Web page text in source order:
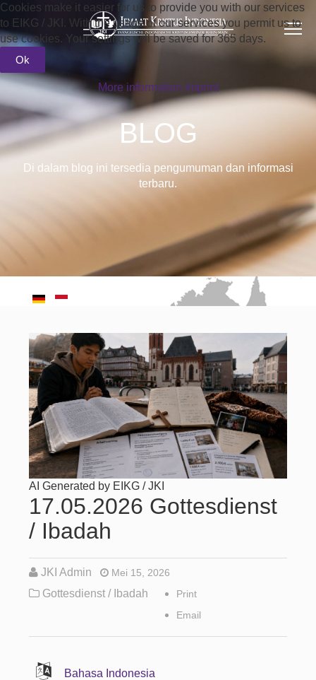
BLOG
Di dalam blog ini tersedia pengumuman dan informasi
terbaru.
AI Generated by EIKG / JKI
17.05.2026 Gottesdienst
/ Ibadah
JKI Admin Mei 15, 2026
Gottesdienst / Ibadah
Print
Email
Bahasa Indonesia
Cookies make it easier for us to provide you with our services
to EIKG / JKI. With the usage of our services you permit us to
use cookies. Your settings will be saved for 365 days.
Ok
More information Imprint